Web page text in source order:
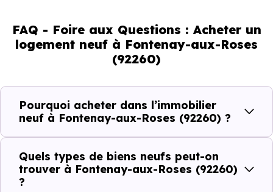
de son marché immobilier. La population se répartit entre
39.34 % d'adultes (dont 69.3 % d'actifs), 22.24 % de
seniors, 19.24 % de jeunes et 19.17 % d'enfants. Un profil
démographique qui renseigne directement sur la
demande locative locale et les typologies de biens les
plus recherchées.
Côté cadre de vie, Fontenay-aux-Roses (92260) dispose
de 36 commerces, 67 professions médicales et 14
établissements scolaires. Des équipements du quotidien
FAQ - Foire aux Questions : Acheter un
logement neuf à Fontenay-aux-Roses
(92260)
Pourquoi acheter dans l’immobilier
neuf à Fontenay-aux-Roses (92260) ?
Quels types de biens neufs peut-on
trouver à Fontenay-aux-Roses (92260)
?